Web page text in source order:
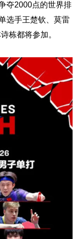
夺2000点的世界排
选手王楚钦、莫雷
栋都将参加。